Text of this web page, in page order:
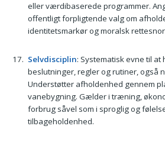
eller værdibaserede programmer.
offentligt forpligtende valg om
identitetsmarkør og moralsk
Selvdisciplin: Systematisk evne til at
beslutninger, regler og rutiner, også
Understøtter afholdenhed gennem
vanebygning. Gælder i træning,
forbrug såvel som i sproglig og
tilbageholdenhed.